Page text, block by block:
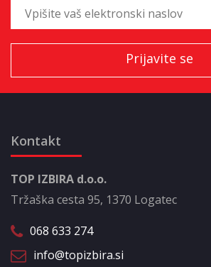
Kontakt
TOP IZBIRA d.o.o.
Tržaška cesta 95, 1370 Logatec
068 633 274
info@topizbira.si